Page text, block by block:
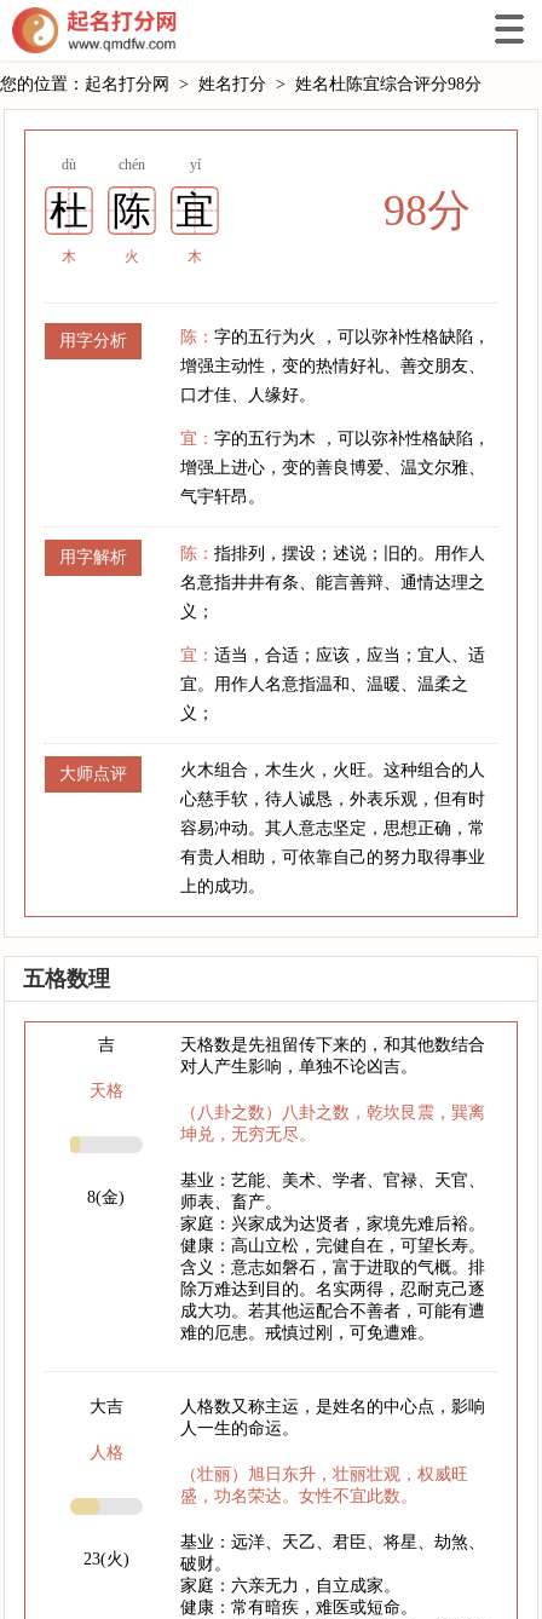
您的位置： 起名打分网 > 姓名打分 > 姓名杜陈宜综合评分98分
dù chén yí
杜 陈 宜
木 火 木
98分
用字分析 陈：字的五行为火 ，可以弥补性格缺陷，
增强主动性，变的热情好礼、善交朋友、
口才佳、人缘好。
宜：字的五行为木 ，可以弥补性格缺陷，
增强上进心，变的善良博爱、温文尔雅、
气宇轩昂。
用字解析 陈：指排列，摆设；述说；旧的。用作人
名意指井井有条、能言善辩、通情达理之
义；
宜：适当，合适；应该，应当；宜人、适
宜。用作人名意指温和、温暖、温柔之
义；
大师点评
火木组合，木生火，火旺。这种组合的人
心慈手软，待人诚恳，外表乐观，但有时
容易冲动。其人意志坚定，思想正确，常
有贵人相助，可依靠自己的努力取得事业
上的成功。
五格数理
吉
天格
8(金)
天格数是先祖留传下来的，和其他数结合
对人产生影响，单独不论凶吉。
（八卦之数）八卦之数，乾坎艮震，巽离
坤兑，无穷无尽。
基业：艺能、美术、学者、官禄、天官、
师表、畜产。
家庭：兴家成为达贤者，家境先难后裕。
健康：高山立松，完健自在，可望长寿。
含义：意志如磐石，富于进取的气概。排
除万难达到目的。名实两得，忍耐克己逐
成大功。若其他运配合不善者，可能有遭
难的厄患。戒慎过刚，可免遭难。
大吉
人格
23(火)
人格数又称主运，是姓名的中心点，影响
人一生的命运。
（壮丽）旭日东升，壮丽壮观，权威旺
盛，功名荣达。女性不宜此数。
基业：远洋、天乙、君臣、将星、劫煞、
破财。
家庭：六亲无力，自立成家。
健康：常有暗疾，难医或短命。